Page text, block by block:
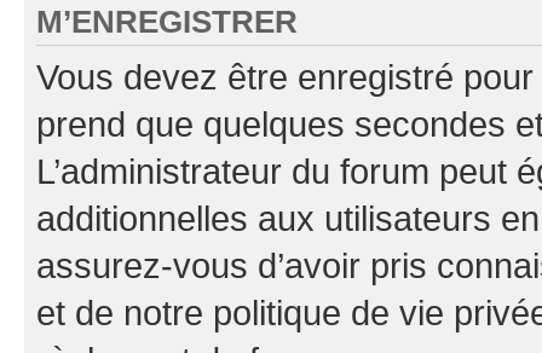
M’ENREGISTRER
Vous devez être enregistré
prend que quelques secondes
L’administrateur du forum peut
additionnelles aux utilisateurs
assurez-vous d’avoir pris
et de notre politique de vie